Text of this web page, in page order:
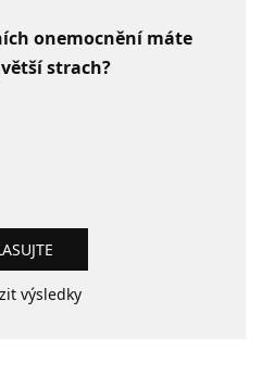
onemocnění máte
strach?
výsledky